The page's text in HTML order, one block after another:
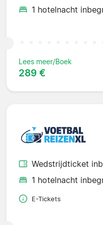
1 hotelnacht
Lees meer/Boek
289 €
Wedstrijdticket
1 hotelnacht
E-Tickets